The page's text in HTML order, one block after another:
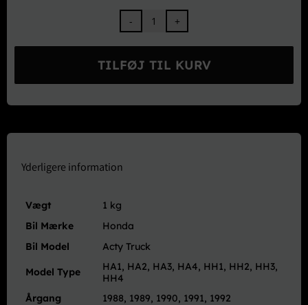
Miyaco
Motors
Tandstangsmanchet
Venstre
-
Acty
Street
TILFØJ TIL KURV
Yderligere information
Vægt
1 kg
Bil Mærke
Honda
Bil Model
Acty Truck
Model Type
HA1, HA2, HA3, HA4, HH1, HH2, HH3,
HH4
Årgang
1988, 1989, 1990, 1991, 1992